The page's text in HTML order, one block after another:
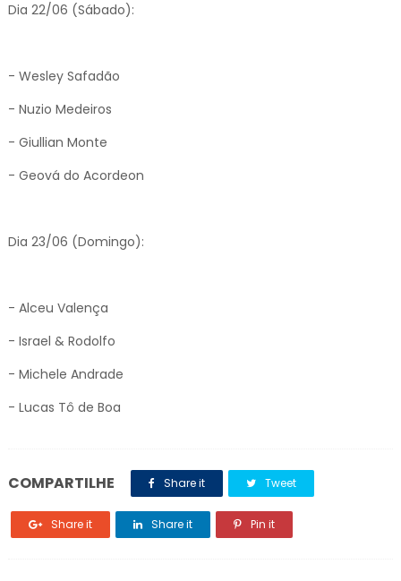
Dia 22/06 (Sábado):
- Wesley Safadão
- Nuzio Medeiros
- Giullian Monte
- Geová do Acordeon
Dia 23/06 (Domingo):
- Alceu Valença
- Israel & Rodolfo
- Michele Andrade
- Lucas Tô de Boa
COMPARTILHE Share it Tweet
Share it Share it Pin it